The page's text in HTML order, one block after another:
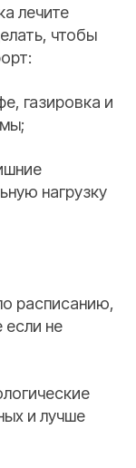
лечите
чтобы
газировка и
нагрузку
расписанию,
не
и лучше